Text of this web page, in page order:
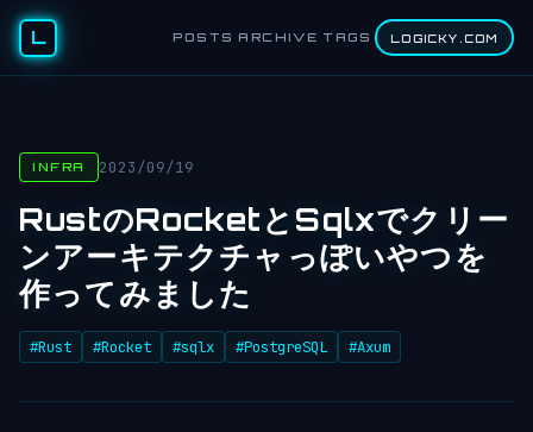
L POSTS ARCHIVE TAGS LOGICKY.COM
INFRA 2023/09/19
RustのRocketとSqlxでクリー
ンアーキテクチャっぽいやつを
作ってみました
#Rust #Rocket #sqlx #PostgreSQL #Axum